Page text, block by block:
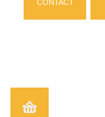
CONTACT